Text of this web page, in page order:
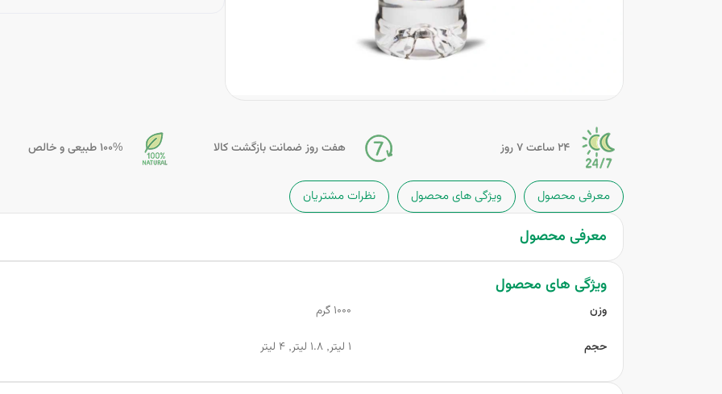
24 ساعت 7 روز هفت روز ضمانت بازگشت کالا 100% طبیعی و خالص
معرفی محصول ویژگی های محصول نظرات مشتریان
معرفی محصول
ویژگی های محصول
وزن
1000 گرم
حجم
1 لیتر, 1.8 لیتر, 4 لیتر